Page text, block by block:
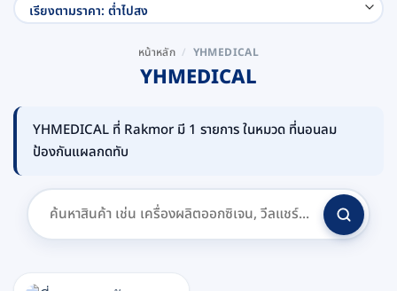
หน้าหลัก / YHMEDICAL
YHMEDICAL
YHMEDICAL ที่ Rakmor มี 1 รายการ ในหมวด ที่นอนลม
ป้องกันแผลกดทับ